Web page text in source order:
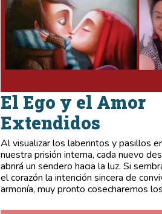
El Ego y el Amor
Extendidos
Al visualizar los laberintos y pasillos
nuestra prisión interna, cada nuevo
abrirá un sendero hacia la luz. Si
el corazón la intención sincera de
armonía, muy pronto cosecharemos